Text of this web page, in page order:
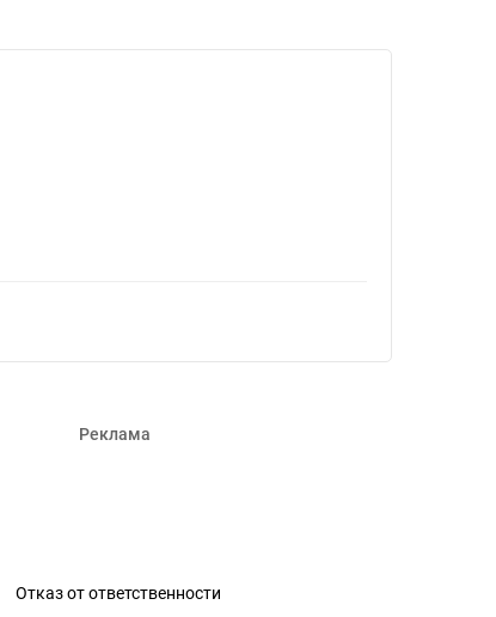
Реклама
Отказ от ответственности